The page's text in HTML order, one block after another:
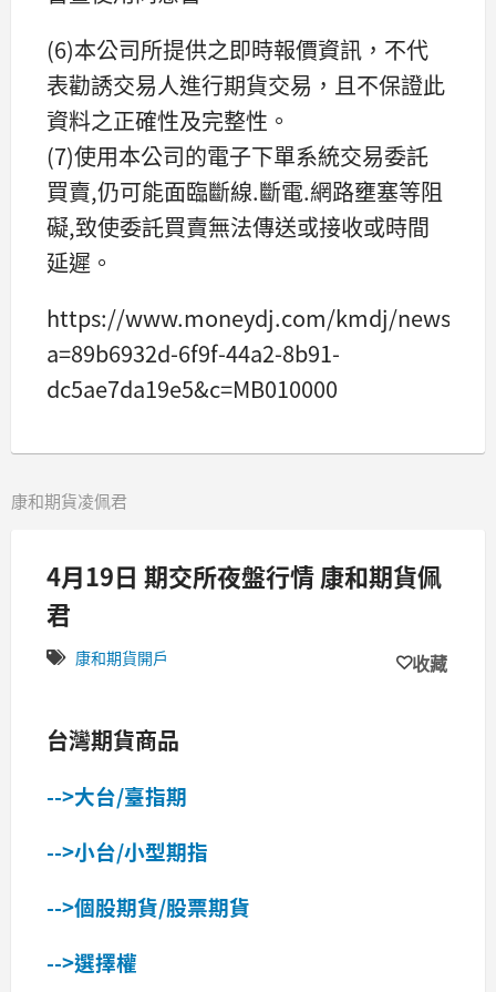
(6)本公司所提供之即時報價資訊，不代
表勸誘交易人進行期貨交易，且不保證此
資料之正確性及完整性。
(7)使用本公司的電子下單系統交易委託
買賣,仍可能面臨斷線.斷電.網路壅塞等阻
礙,致使委託買賣無法傳送或接收或時間
延遲。
https://www.moneydj.com/kmdj/news/
a=89b6932d-6f9f-44a2-8b91-
dc5ae7da19e5&c=MB010000
康和期貨凌佩君
4月19日 期交所夜盤行情 康和期貨佩
君
康和期貨開戶 收藏
台灣期貨商品
-->大台/臺指期
-->小台/小型期指
-->個股期貨/股票期貨
-->選擇權